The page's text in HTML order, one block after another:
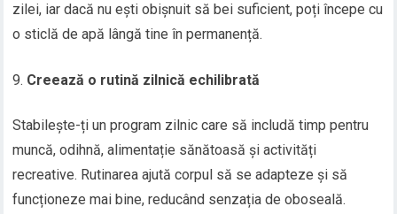
zilei, iar dacă nu ești obişnuit să bei suficient, poți începe cu
o sticlă de apă lângă tine în permanență.
Creează o rutină zilnică echilibrată
Stabilește-ți un program zilnic care să includă timp pentru
muncă, odihnă, alimentație sănătoasă și activități
recreative. Rutinarea ajută corpul să se adapteze și să
funcționeze mai bine, reducând senzația de oboseală.